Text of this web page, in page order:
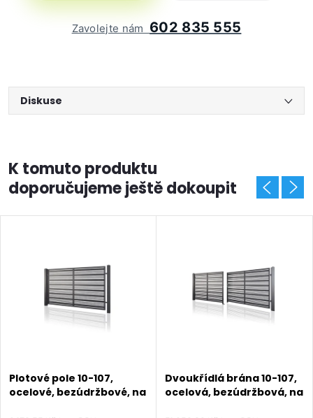
Zavolejte nám 602 835 555
Diskuse
K tomuto produktu
doporučujeme ještě dokoupit
Plotové pole 10-107,
ocelové, bezúdržbové, na
Dvoukřídlá brána 10-107,
ocelová, bezúdržbová, na